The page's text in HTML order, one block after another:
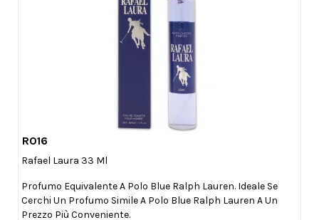
R016
Rafael Laura 33 Ml
Profumo Equivalente A Polo Blue Ralph Lauren. Ideale Se
Cerchi Un Profumo Simile A Polo Blue Ralph Lauren A Un
Prezzo Più Conveniente.